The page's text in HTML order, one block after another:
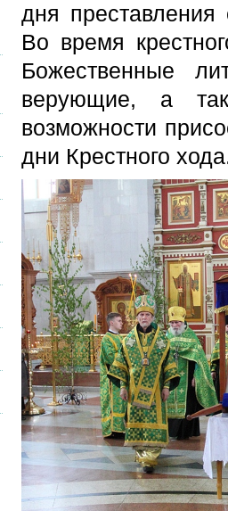
дня преставления
Во время
Божественные
верующие, а
возможности
дни Крестного